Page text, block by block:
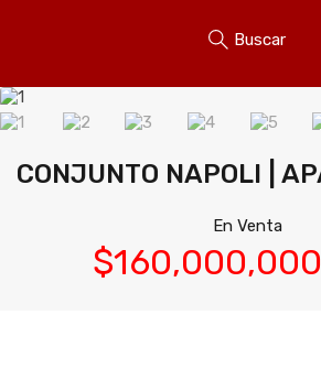
Buscar
CONJUNTO NAPOLI |
En Venta